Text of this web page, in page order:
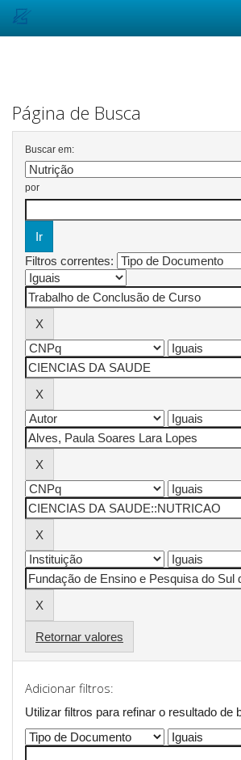
Página de Busca
Buscar em:
por
Filtros correntes:
Retornar valores
Adicionar filtros:
Utilizar filtros para refinar o resultado de